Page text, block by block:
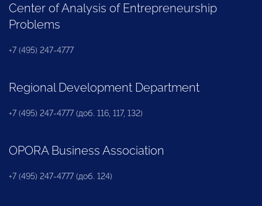
Center of Analysis of Entrepreneurship
Problems
+7 (495) 247-4777
Regional Development Department
+7 (495) 247-4777 (доб. 116, 117, 132)
OPORA Business Association
+7 (495) 247-4777 (доб. 124)